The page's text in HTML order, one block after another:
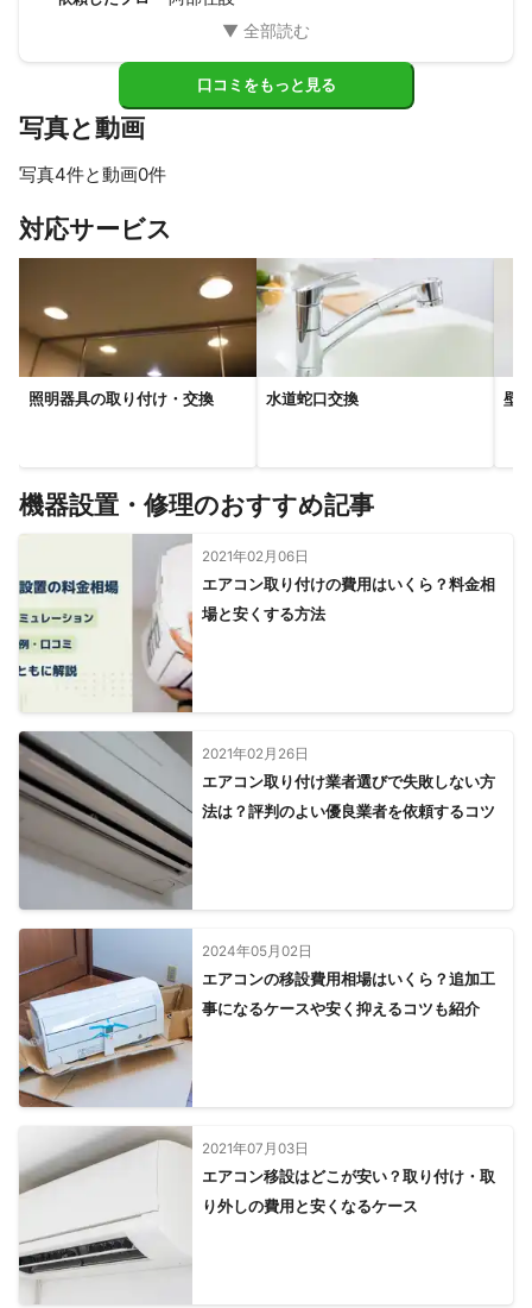
信頼できる業者さんです。また機会がありましたら、宜しく
口コミをもっと見る
写真と動画
写真4件と動画0件
対応サービス
照明器具の取り付け・交換 水道蛇口交換 壁
機器設置・修理のおすすめ記事
2021年02月06日
エアコン取り付けの費用はいくら？料金相
場と安くする方法
2021年02月26日
エアコン取り付け業者選びで失敗しない方
法は？評判のよい優良業者を依頼するコツ
2024年05月02日
エアコンの移設費用相場はいくら？追加工
事になるケースや安く抑えるコツも紹介
2021年07月03日
エアコン移設はどこが安い？取り付け・取
り外しの費用と安くなるケース